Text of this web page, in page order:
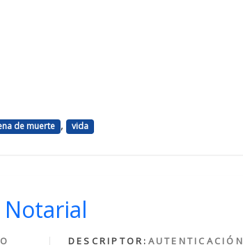
de muerte , vida
Notarial
DESCRIPTOR: AUTENTICACIÓN